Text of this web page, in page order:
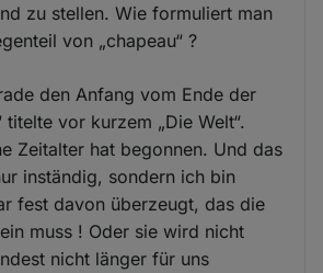
zu stellen. Wie formuliert man
von „chapeau“ ?
den Anfang vom Ende der
titelte vor kurzem „Die Welt“.
Zeitalter hat begonnen. Und das
inständig, sondern ich bin
fest davon überzeugt, das die
muss ! Oder sie wird nicht
nicht länger für uns